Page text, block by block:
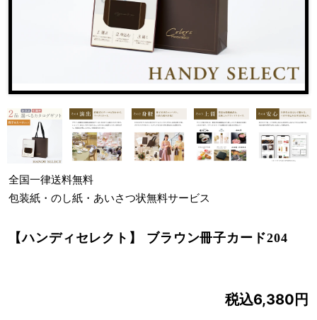
全国一律送料無料
包装紙・のし紙・あいさつ状無料サービス
【ハンディセレクト】 ブラウン冊子カード204
税込6,380円